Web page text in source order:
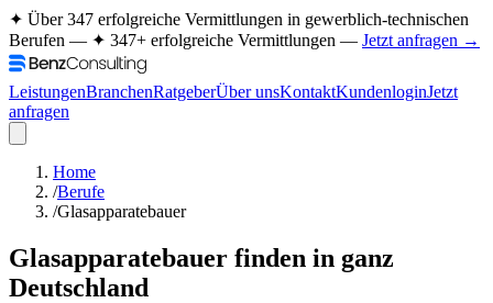
✦ Über 347 erfolgreiche Vermittlungen in gewerblich-technischen
Berufen — ✦ 347+ erfolgreiche Vermittlungen — Jetzt anfragen →
LeistungenBranchenRatgeberÜber unsKontaktKundenloginJetzt
anfragen
Home
/Berufe
/Glasapparatebauer
Glasapparatebauer finden in ganz
Deutschland